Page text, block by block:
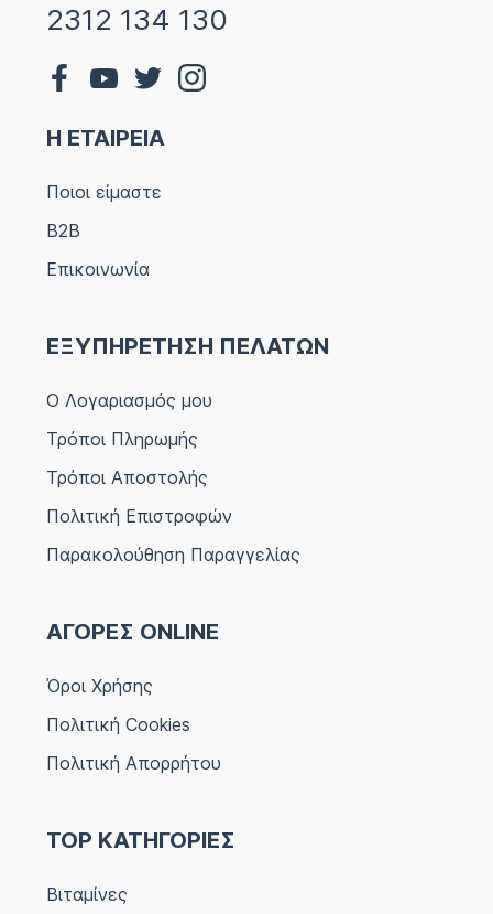
2312 134 130
Η ΕΤΑΙΡΕΙΑ
Ποιοι είμαστε
B2B
Επικοινωνία
ΕΞΥΠΗΡΕΤΗΣΗ ΠΕΛΑΤΩΝ
Ο Λογαριασμός μου
Τρόποι Πληρωμής
Τρόποι Αποστολής
Πολιτική Επιστροφών
Παρακολούθηση Παραγγελίας
ΑΓΟΡΕΣ ONLINE
Όροι Χρήσης
Πολιτική Cookies
Πολιτική Απορρήτου
TOP ΚΑΤΗΓΟΡΙΕΣ
Βιταμίνες